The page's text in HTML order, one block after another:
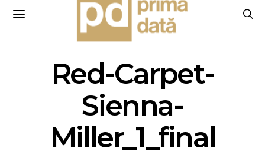
Red-Carpet-
Sienna-
Miller_1_final